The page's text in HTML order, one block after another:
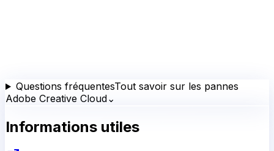
Questions fréquentesTout savoir sur les pannes
Adobe Creative Cloud⌄
Informations utiles